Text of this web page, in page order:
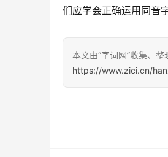
们应学会正确运用同音
本文由“字词网”收集、
https://www.zici.cn/